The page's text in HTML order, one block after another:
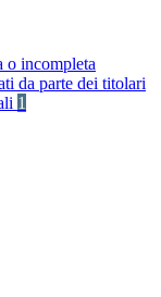
o incompleta
da parte dei titolari
1